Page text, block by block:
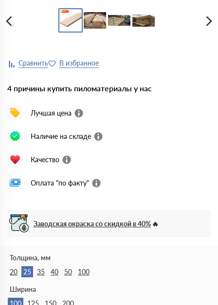
4 причины купить пиломатериалы у нас
Лучшая цена
Наличие на складе
Качество
Оплата "по факту"
Заводская окраска со скидкой в 40%
Толщина, мм
20
25 35 40 50 100
Ширина
100
125 150 200